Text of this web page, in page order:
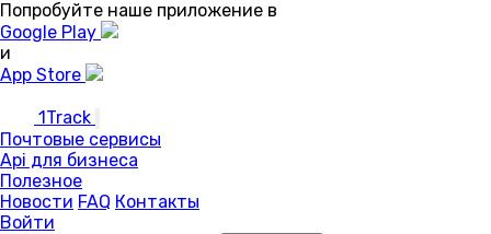
Попробуйте наше приложение в
Google Play
и
App Store
1Track
Почтовые сервисы
Api для бизнеса
Полезное
Новости FAQ Контакты
Войти